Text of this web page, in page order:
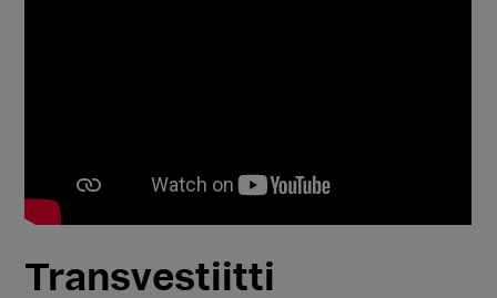
Transvestiitti